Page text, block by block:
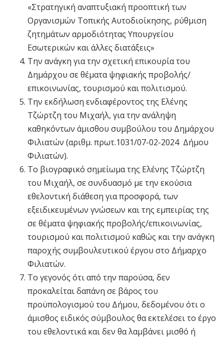
«Στρατηγική αναπτυξιακή προοπτική των
Οργανισμών Τοπικής Αυτοδιοίκησης, ρύθμιση
ζητημάτων αρμοδιότητας Υπουργείου
Εσωτερικών και άλλες διατάξεις»
Την ανάγκη για την σχετική επικουρία του
Δημάρχου σε θέματα ψηφιακής προβολής/
επικοινωνίας, τουρισμού και πολιτισμού.
Την εκδήλωση ενδιαφέροντος της Ελένης
Τζώρτζη του Μιχαήλ, για την ανάληψη
καθηκόντων άμισθου συμβούλου του Δημάρχου
Φιλιατών (αριθμ. πρωτ.1031/07-02-2024 Δήμου
Φιλιατών).
Το βιογραφικό σημείωμα της Ελένης Τζώρτζη
του Μιχαήλ, σε συνδυασμό με την εκούσια
εθελοντική διάθεση για προσφορά, των
εξειδικευμένων γνώσεων και της εμπειρίας της
σε θέματα ψηφιακής προβολής/επικοινωνίας,
τουρισμού και πολιτισμού καθώς και την ανάγκη
παροχής συμβουλευτικού έργου στο Δήμαρχο
Φιλιατών.
Το γεγονός ότι από την παρούσα, δεν
προκαλείται δαπάνη σε βάρος του
προϋπολογισμού του Δήμου, δεδομένου ότι ο
άμισθος ειδικός σύμβουλος θα εκτελέσει το έργο
του εθελοντικά και δεν θα λαμβάνει μισθό ή